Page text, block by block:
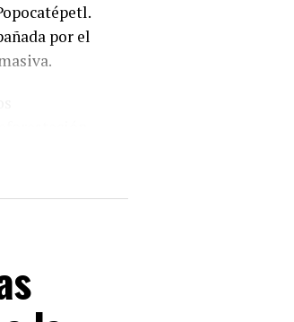
por el
en
que
por
agua y